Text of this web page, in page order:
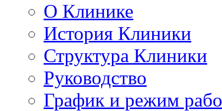
О Клинике
История Клиники
Структура Клиники
Руководство
График и режим